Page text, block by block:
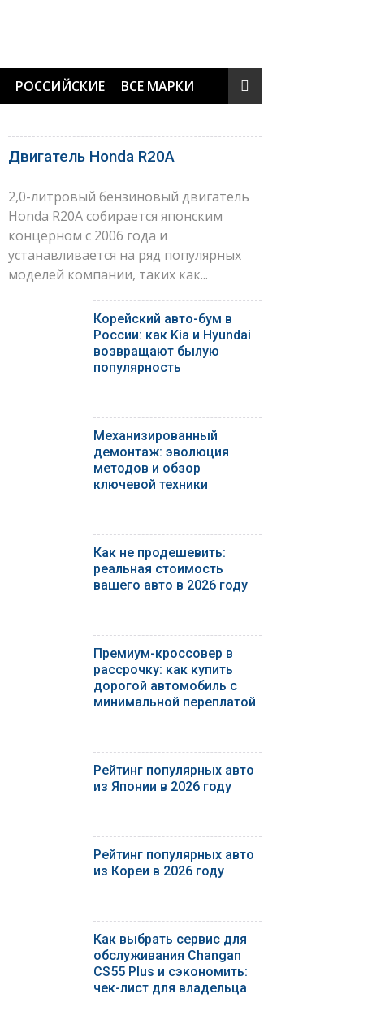
РОССИЙСКИЕ ВСЕ МАРКИ
Двигатель Honda R20A
2,0-литровый бензиновый двигатель
Honda R20A собирается японским
концерном с 2006 года и
устанавливается на ряд популярных
моделей компании, таких как...
Корейский авто-бум в
России: как Kia и Hyundai
возвращают былую
популярность
Механизированный
демонтаж: эволюция
методов и обзор
ключевой техники
Как не продешевить:
реальная стоимость
вашего авто в 2026 году
Премиум-кроссовер в
рассрочку: как купить
дорогой автомобиль с
минимальной переплатой
Рейтинг популярных авто
из Японии в 2026 году
Рейтинг популярных авто
из Кореи в 2026 году
Как выбрать сервис для
обслуживания Changan
CS55 Plus и сэкономить:
чек-лист для владельца